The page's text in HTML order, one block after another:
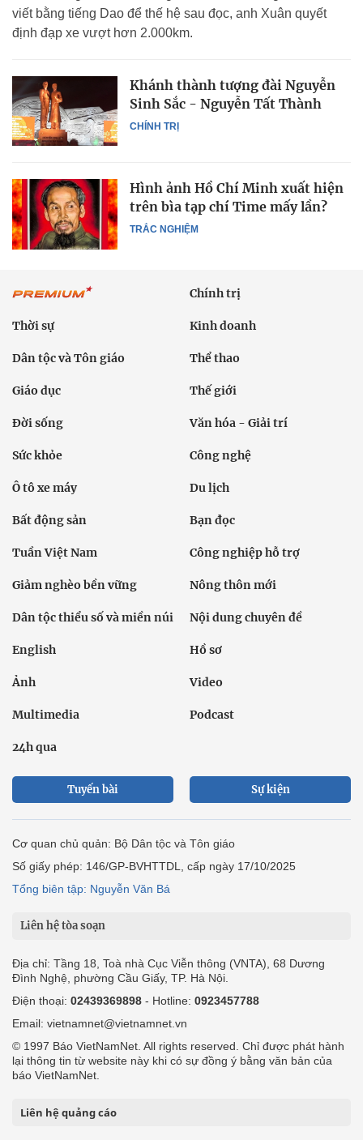
viết bằng tiếng Dao để thế hệ sau đọc, anh Xuân quyết
định đạp xe vượt hơn 2.000km.
CHÍNH TRỊ
Khánh thành tượng đài Nguyễn
Sinh Sắc - Nguyễn Tất Thành
TRẮC NGHIỆM
Hình ảnh Hồ Chí Minh xuất hiện
trên bìa tạp chí Time mấy lần?
Chính trị
Thời sự Kinh doanh
Dân tộc và Tôn giáo Thể thao
Giáo dục Thế giới
Đời sống Văn hóa - Giải trí
Sức khỏe Công nghệ
Ô tô xe máy Du lịch
Bất động sản Bạn đọc
Tuần Việt Nam Công nghiệp hỗ trợ
Giảm nghèo bền vững Nông thôn mới
Dân tộc thiểu số và miền núi Nội dung chuyên đề
English Hồ sơ
Ảnh Video
Multimedia Podcast
24h qua
Tuyến bài Sự kiện
Cơ quan chủ quản: Bộ Dân tộc và Tôn giáo
Số giấy phép: 146/GP-BVHTTDL, cấp ngày 17/10/2025
Tổng biên tập: Nguyễn Văn Bá
Liên hệ tòa soạn
Địa chỉ: Tầng 18, Toà nhà Cục Viễn thông (VNTA), 68 Dương
Đình Nghệ, phường Cầu Giấy, TP. Hà Nội.
Điện thoại: 02439369898 - Hotline: 0923457788
Email: vietnamnet@vietnamnet.vn
© 1997 Báo VietNamNet. All rights reserved. Chỉ được phát hành
lại thông tin từ website này khi có sự đồng ý bằng văn bản của
báo VietNamNet.
Liên hệ quảng cáo